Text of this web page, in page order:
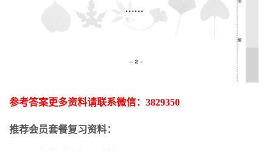
参考答案更多资料请联系微信： 3829350
推荐会员套餐复习资料：